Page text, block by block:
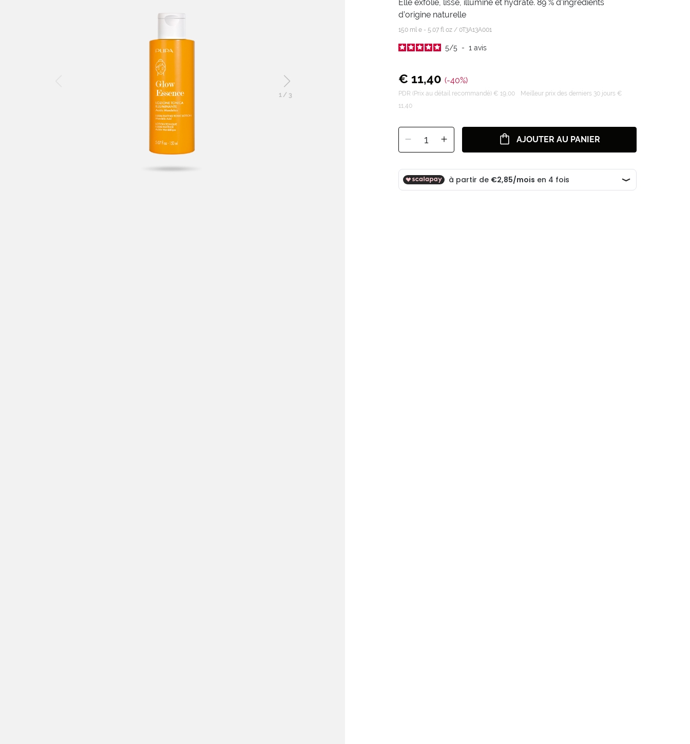
1/ 3
Elle exfolie, lisse, illumine et hydrate. 89 % d’ingrédients
d’origine naturelle
150 ml e - 5.07 fl oz / 0T3A13A001
5/5 - 1 avis
€ 11,40 (-40%)
PDR (Prix au détail recommandé) € 19,00
Meilleur prix des derniers 30 jours €
11,40
1 AJOUTER AU PANIER